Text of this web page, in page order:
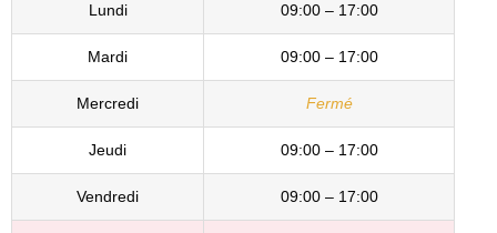
Lundi 09:00 – 17:00
Mardi 09:00 – 17:00
Mercredi Fermé
Jeudi 09:00 – 17:00
Vendredi 09:00 – 17:00